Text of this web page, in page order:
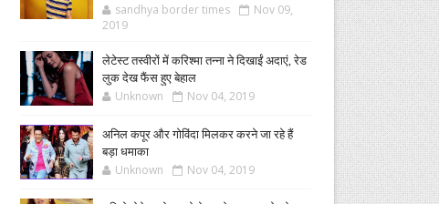
sandhya border times
Nov 09,
2019
लेटेस्ट तस्वीरों में करिश्मा तन्ना ने दिखाईं अदाएं, रेड
लुक देख फैंस हुए बेहाल
Unknown Nov 04, 2019
अनिल कपूर और गोविंदा मिलकर करने जा रहे हैं
बड़ा धमाका
Unknown Nov 04, 2019